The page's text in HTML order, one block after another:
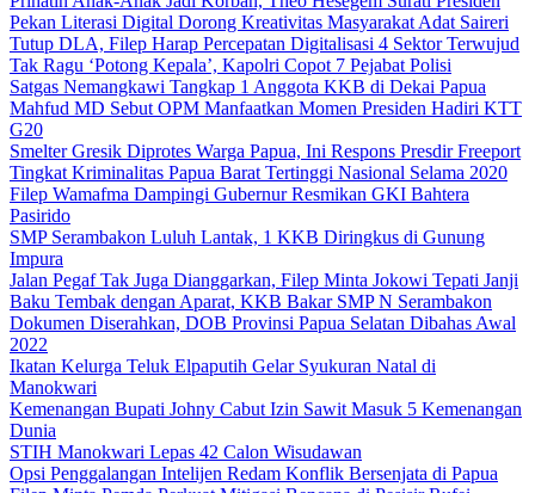
Pekan Literasi Digital Dorong Kreativitas Masyarakat Adat Saireri
Tutup DLA, Filep Harap Percepatan Digitalisasi 4 Sektor Terwujud
Tak Ragu ‘Potong Kepala’, Kapolri Copot 7 Pejabat Polisi
Satgas Nemangkawi Tangkap 1 Anggota KKB di Dekai Papua
Mahfud MD Sebut OPM Manfaatkan Momen Presiden Hadiri KTT
G20
Smelter Gresik Diprotes Warga Papua, Ini Respons Presdir Freeport
Tingkat Kriminalitas Papua Barat Tertinggi Nasional Selama 2020
Filep Wamafma Dampingi Gubernur Resmikan GKI Bahtera
Pasirido
SMP Serambakon Luluh Lantak, 1 KKB Diringkus di Gunung
Impura
Jalan Pegaf Tak Juga Dianggarkan, Filep Minta Jokowi Tepati Janji
Baku Tembak dengan Aparat, KKB Bakar SMP N Serambakon
Dokumen Diserahkan, DOB Provinsi Papua Selatan Dibahas Awal
2022
Ikatan Kelurga Teluk Elpaputih Gelar Syukuran Natal di
Manokwari
Kemenangan Bupati Johny Cabut Izin Sawit Masuk 5 Kemenangan
Dunia
STIH Manokwari Lepas 42 Calon Wisudawan
Opsi Penggalangan Intelijen Redam Konflik Bersenjata di Papua